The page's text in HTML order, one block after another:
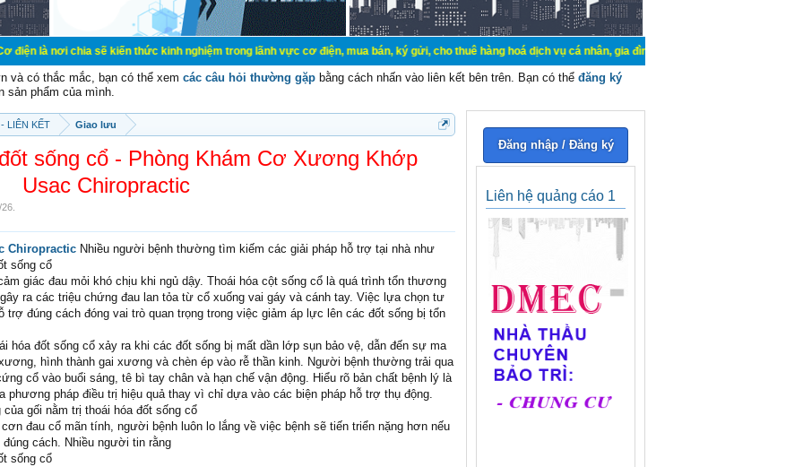
chia sẽ kiến thức kinh nghiệm trong lãnh vực cơ điện, mua bán, ký gửi, cho thuê hàng hoá dịch vụ cá nhân, gia đình. Mua bán, ký gửi, cho thuê thiết bị hệ
và có thắc mắc, bạn có thể xem các câu hỏi thường gặp bằng cách nhấn vào liên kết bên trên. Bạn có thể đăng ký
sản phẩm của mình.
LIÊN KẾT Giao lưu
sống cổ - Phòng Khám Cơ Xương Khớp
Usac Chiropractic
26
Chiropractic Nhiều người bệnh thường tìm kiếm các giải pháp hỗ trợ tại nhà như
sống cổ
giác đau mỏi khó chịu khi ngủ dậy. Thoái hóa cột sống cổ là quá trình tổn thương
ra các triệu chứng đau lan tỏa từ cổ xuống vai gáy và cánh tay. Việc lựa chọn tư
trợ đúng cách đóng vai trò quan trọng trong việc giảm áp lực lên các đốt sống bị tổn
hóa đốt sống cổ xảy ra khi các đốt sống bị mất dần lớp sụn bảo vệ, dẫn đến sự ma
hình thành gai xương và chèn ép vào rễ thần kinh. Người bệnh thường trải qua
cổ vào buổi sáng, tê bì tay chân và hạn chế vận động. Hiểu rõ bản chất bệnh lý là
phương pháp điều trị hiệu quả thay vì chỉ dựa vào các biện pháp hỗ trợ thụ động.
gối nằm trị thoái hóa đốt sống cổ
đau cổ mãn tính, người bệnh luôn lo lắng về việc bệnh sẽ tiến triển nặng hơn nếu
cách. Nhiều người tin rằng
sống cổ
Đăng nhập / Đăng ký
Liên hệ quảng cáo 1